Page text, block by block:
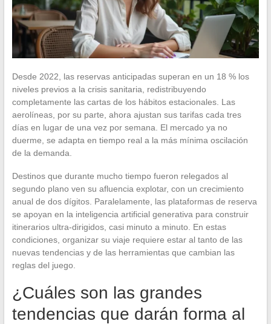
Desde 2022, las reservas anticipadas superan en un 18 % los
niveles previos a la crisis sanitaria, redistribuyendo
completamente las cartas de los hábitos estacionales. Las
aerolíneas, por su parte, ahora ajustan sus tarifas cada tres
días en lugar de una vez por semana. El mercado ya no
duerme, se adapta en tiempo real a la más mínima oscilación
de la demanda.
Destinos que durante mucho tiempo fueron relegados al
segundo plano ven su afluencia explotar, con un crecimiento
anual de dos dígitos. Paralelamente, las plataformas de reserva
se apoyan en la inteligencia artificial generativa para construir
itinerarios ultra-dirigidos, casi minuto a minuto. En estas
condiciones, organizar su viaje requiere estar al tanto de las
nuevas tendencias y de las herramientas que cambian las
reglas del juego.
¿Cuáles son las grandes
tendencias que darán forma al